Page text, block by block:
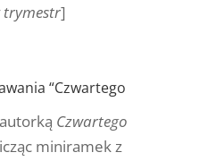
trymestr]
“Czwartego
Czwartego
miniramek z